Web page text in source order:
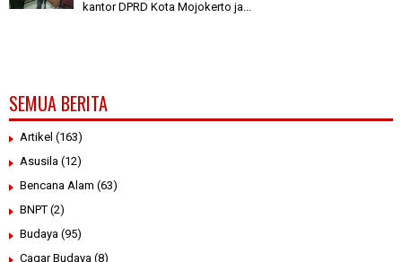
kantor DPRD Kota Mojokerto ja...
SEMUA BERITA
Artikel (163)
Asusila (12)
Bencana Alam (63)
BNPT (2)
Budaya (95)
Cagar Budaya (8)